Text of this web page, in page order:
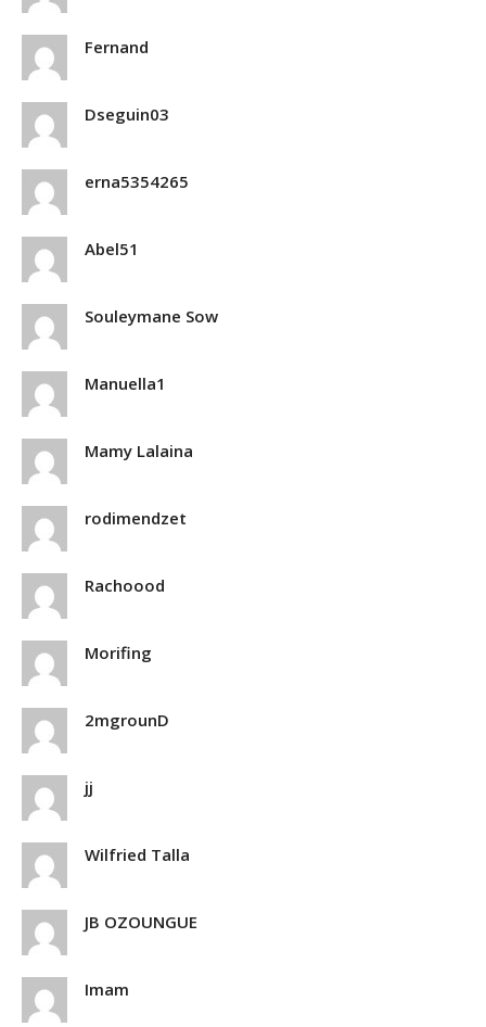
Fernand
Dseguin03
erna5354265
Abel51
Souleymane Sow
Manuella1
Mamy Lalaina
rodimendzet
Rachoood
Morifing
2mgrounD
jj
Wilfried Talla
JB OZOUNGUE
Imam